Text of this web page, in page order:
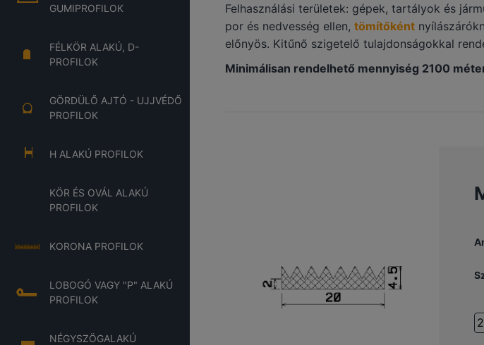
GUMIPROFILOK
FÉLKÖR ALAKÚ, D-
PROFILOK
GÖRDÜLŐ AJTÓ - UJJVÉDŐ
PROFILOK
H ALAKÚ PROFILOK
KÖR ÉS OVÁL ALAKÚ
PROFILOK
KORONA PROFILOK
LOBOGÓ VAGY "P" ALAKÚ
PROFILOK
NÉGYSZÖGALAKÚ
Felhasználási területek: gépek, tartályok és
por és nedvesség ellen, tömítőként
előnyös. Kitűnő szigetelő tulajdonságokkal
Minimálisan rendelhető mennyiség 2100